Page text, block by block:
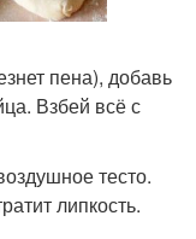
пена), добавь
Взбей всё с
тесто.
липкость.